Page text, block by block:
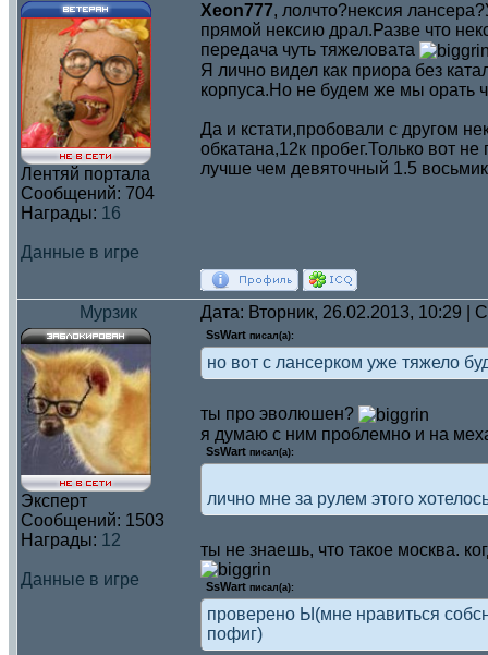
Лентяй портала
Сообщений: 704
Награды: 16
Данные в игре
Xeon777, лолчто?нексия
прямой нексию драл.Разве что
передача чуть тяжеловата
Я лично видел как приора без
корпуса.Но не будем же мы орать
Да и кстати,пробовали с другом
обкатана,12к пробег.Только вот
лучше чем девяточный 1.5
Мурзик Дата: Вторник, 26.02.2013, 10:29 |
Эксперт
Сообщений: 1503
Награды: 12
Данные в игре
SsWart писал(а):
но вот с лансерком уже тяжело
ты про эволюшен?
я думаю с ним проблемно и на
SsWart писал(а):
лично мне за рулем этого
ты не знаешь, что такое москва.
SsWart писал(а):
проверено Ы(мне нравиться
пофиг)